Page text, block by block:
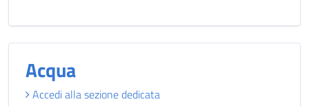
Acqua
Accedi alla sezione dedicata